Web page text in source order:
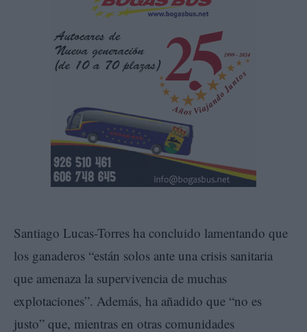
Santiago Lucas-Torres ha concluido lamentando que
los ganaderos “están solos ante una crisis sanitaria
que amenaza la supervivencia de muchas
explotaciones”. Además, ha añadido que “no es
justo” que, mientras en otras comunidades